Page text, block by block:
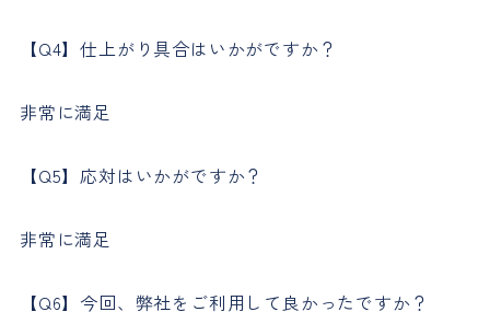
【Q4】仕上がり具合はいかがですか？
非常に満足
【Q5】応対はいかがですか？
非常に満足
【Q6】今回、弊社をご利用して良かったですか？